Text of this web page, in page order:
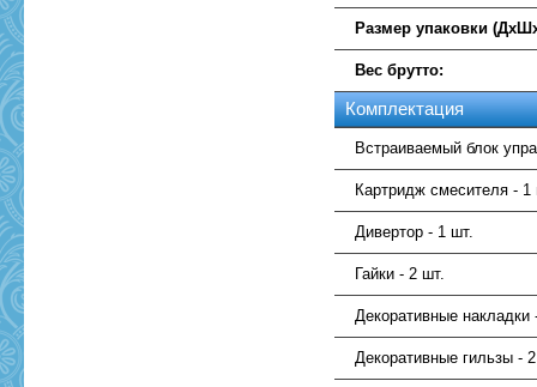
Размер упаковки
Вес брутто:
Комплектация
Встраиваемый блок
Картридж смесителя - 1
Дивертор - 1 шт.
Гайки - 2 шт.
Декоративные накладки
Декоративные гильзы -